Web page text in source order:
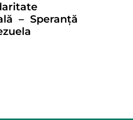
– Speranță